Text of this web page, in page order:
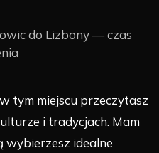
do Lizbony — czas
w tym miejscu przeczytasz
i tradycjach. Mam
wybierzesz idealne